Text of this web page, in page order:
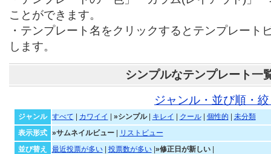
ことができます。
・テンプレート名をクリックするとテンプレート
します。
シンプルなテンプレート一
ジャンル・並び順・
ジャンル すべて カワイイ »シンプル| キレイ クール| 個性的
未分類
表示形式
»サムネイルビュー|
リストビュー
並び替え
最近投票が多い| 投票数が多い| »修正日が新しい|